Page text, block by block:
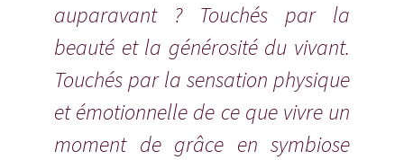
auparavant ? Touchés par la
beauté et la générosité du vivant.
Touchés par la sensation physique
et émotionnelle de ce que vivre un
moment de grâce en symbiose